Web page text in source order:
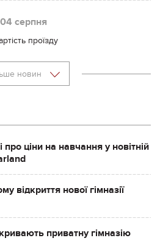
04 серпня
проїзду
новин
ціни на навчання у новітній
відкриття нової гімназії
приватну гімназію